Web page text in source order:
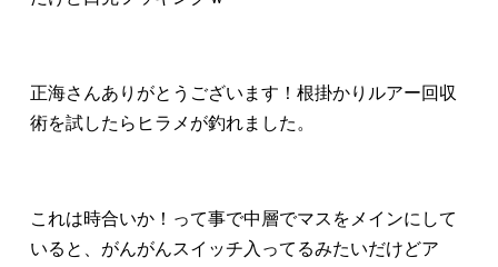
正海さんありがとうございます！根掛かりルアー回収
術を試したらヒラメが釣れました。
これは時合いか！って事で中層でマスをメインにして
いると、がんがんスイッチ入ってるみたいだけどア